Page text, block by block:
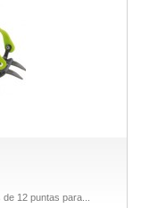
12 puntas para...